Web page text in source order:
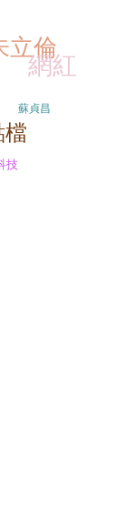
立倫
技
蘇貞昌
檔
網紅